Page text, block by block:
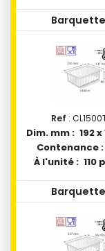
Ref :
Dim. mm : 192 x
Contenance :
À l'unité : 110